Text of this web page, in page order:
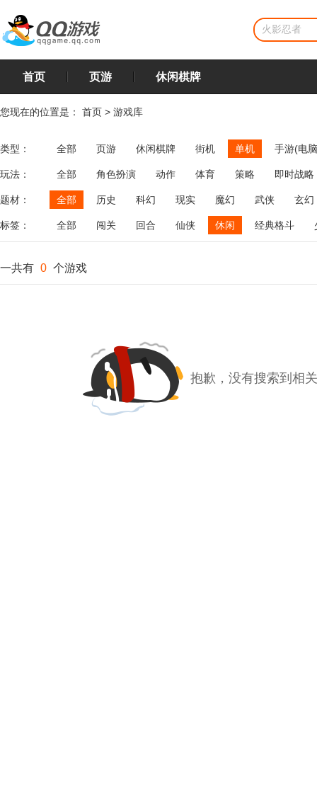
首页 页游 休闲棋牌
您现在的位置是： 首页 > 游戏库
类型： 全部 页游 休闲棋牌 街机 单机 手游(电
玩法： 全部 角色扮演 动作 体育 策略
即时战略
飞行
恋爱 第三人称射击 棋类 牌类 麻将
题材： 全部 历史 科幻 现实 魔幻 武侠 玄幻
标签： 全部 闯关 回合 仙侠 休闲 经典格斗
一共有 0 个游戏
抱歉，没有搜索到相